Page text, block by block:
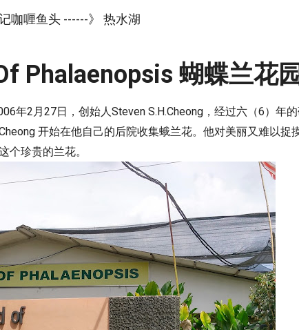
咖喱鱼头 ------》 热水湖
Phalaenopsis 蝴蝶兰花园
年2月27日，创始人Steven S.H.Cheong，经过六（6）年
开始在他自己的后院收集蛾兰花。他对美丽又难以捉
个珍贵的兰花。